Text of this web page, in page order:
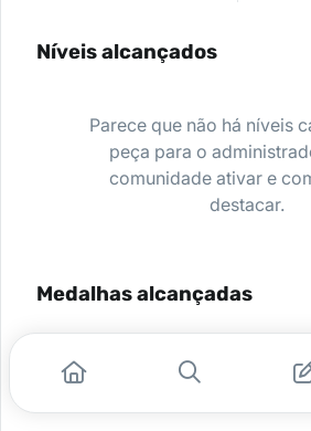
Níveis alcançados
Parece que não há níveis
peça para o
comunidade ativar e
destacar.
Medalhas alcançadas
Nenhuma medalha